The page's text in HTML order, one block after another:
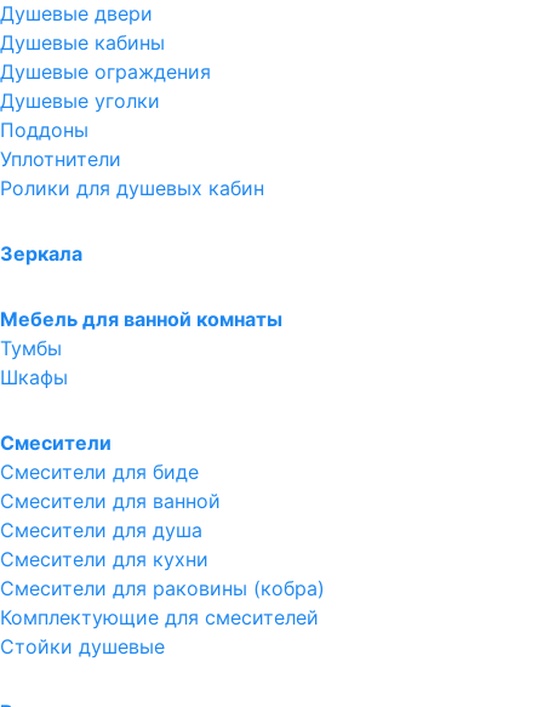
Душевые двери
Душевые кабины
Душевые ограждения
Душевые уголки
Поддоны
Уплотнители
Ролики для душевых кабин
Зеркала
Мебель для ванной комнаты
Тумбы
Шкафы
Смесители
Смесители для биде
Смесители для ванной
Смесители для душа
Смесители для кухни
Смесители для раковины (кобра)
Комплектующие для смесителей
Стойки душевые